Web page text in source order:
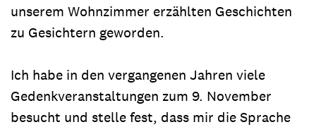
unserem Wohnzimmer erzählten Geschichten
zu Gesichtern geworden.
Ich habe in den vergangenen Jahren viele
Gedenkveranstaltungen zum 9. November
besucht und stelle fest, dass mir die Sprache